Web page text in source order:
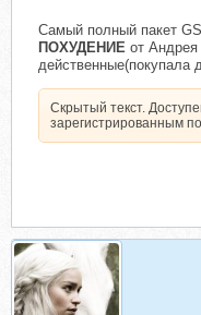
Самый полный пакет
ПОХУДЕНИЕ от
действенные(покупала
Скрытый текст.
зарегистрированным